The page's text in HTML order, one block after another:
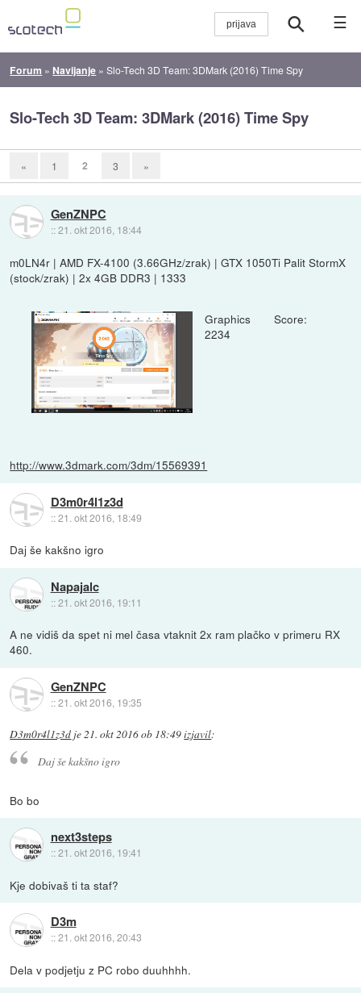
☰
Forum » Navijanje »Slo-Tech 3D Team: 3DMark (2016) Time Spy
Slo-Tech 3D Team: 3DMark (2016) Time Spy
« 1 2 3 »
GenZNPC
::21. okt 2016, 18:44
m0LN4r | AMD FX-4100 (3.66GHz/zrak) | GTX 1050Ti Palit StormX
(stock/zrak) | 2x 4GB DDR3 | 1333
Graphics Score:
2234
http://www.3dmark.com/3dm/15569391
D3m0r4l1z3d
::21. okt 2016, 18:49
Daj še kakšno igro
Napajalc
::21. okt 2016, 19:11
A ne vidiš da spet ni mel časa vtaknit 2x ram plačko v primeru RX
460.
GenZNPC
::21. okt 2016, 19:35
D3m0r4l1z3d je21. okt 2016 ob 18:49izjavil:
Daj še kakšno igro
Bo bo
next3steps
::21. okt 2016, 19:41
Kje dobivaš ti ta staf?
D3m
::21. okt 2016, 20:43
Dela v podjetju z PC robo duuhhhh.